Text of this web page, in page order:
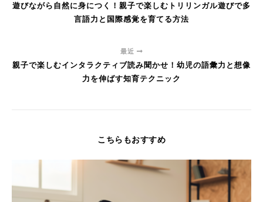
遊びながら自然に身につく！親子で楽しむトリリンガル遊びで多
言語力と国際感覚を育てる方法
最近
親子で楽しむインタラクティブ読み聞かせ！幼児の語彙力と想像
力を伸ばす知育テクニック
こちらもおすすめ